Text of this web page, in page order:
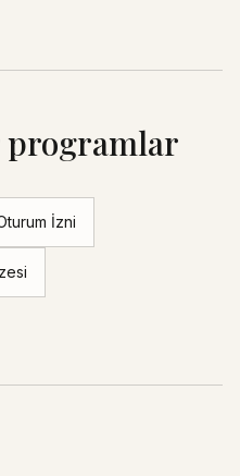
programlar
İzni